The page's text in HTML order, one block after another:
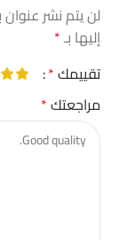
لن يتم نشر عنوان
إليها بـ*
تقييمك*
مراجعتك*